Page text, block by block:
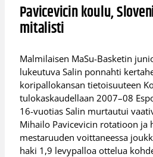
Pavicevicin koulu,
mitalisti
Malmilaisen MaSu-Basketin
lukeutuva Salin ponnahti
koripallokansan tietoisuuteen
tulokaskaudellaan 2007–08
16-vuotias Salin murtautui
Mihailo Pavicevicin rotatioon ja
mestaruuden voittaneessa
haki 1,9 levypalloa ottelua